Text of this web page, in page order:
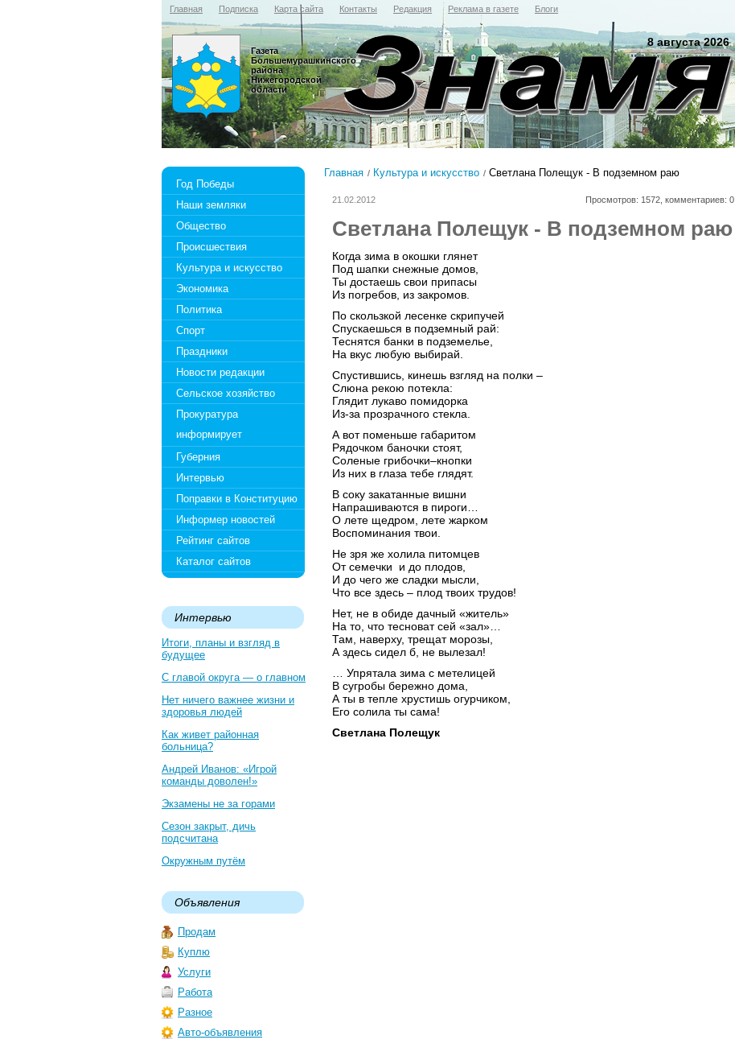
Главная Подписка Карта сайта Контакты Редакция Реклама в газете Блоги
8 августа 2026
Газета
Большемурашкинского
района
Нижегородской
области
Год Победы
Наши земляки
Общество
Происшествия
Культура и искусство
Экономика
Политика
Спорт
Праздники
Новости редакции
Сельское хозяйство
Прокуратура
информирует
Губерния
Интервью
Поправки в Конституцию
Информер новостей
Рейтинг сайтов
Каталог сайтов
Интервью
Итоги, планы и взгляд в
будущее
С главой округа — о главном
Нет ничего важнее жизни и
здоровья людей
Как живет районная
больница?
Андрей Иванов: «Игрой
команды доволен!»
Экзамены не за горами
Сезон закрыт, дичь
подсчитана
Окружным путём
Объявления
Продам
Куплю
Услуги
Работа
Разное
Авто-объявления
Главная Культура и искусство Светлана Полещук - В подземном раю
21.02.2012 Просмотров: 1572, комментариев: 0
Светлана Полещук - В подземном раю
Когда зима в окошки глянет
Под шапки снежные домов,
Ты достаешь свои припасы
Из погребов, из закромов.
По скользкой лесенке скрипучей
Спускаешься в подземный рай:
Теснятся банки в подземелье,
На вкус любую выбирай.
Спустившись, кинешь взгляд на полки –
Слюна рекою потекла:
Глядит лукаво помидорка
Из-за прозрачного стекла.
А вот поменьше габаритом
Рядочком баночки стоят,
Соленые грибочки–кнопки
Из них в глаза тебе глядят.
В соку закатанные вишни
Напрашиваются в пироги…
О лете щедром, лете жарком
Воспоминания твои.
Не зря же холила питомцев
От семечки и до плодов,
И до чего же сладки мысли,
Что все здесь – плод твоих трудов!
Нет, не в обиде дачный «житель»
На то, что тесноват сей «зал»…
Там, наверху, трещат морозы,
А здесь сидел б, не вылезал!
… Упрятала зима с метелицей
В сугробы бережно дома,
А ты в тепле хрустишь огурчиком,
Его солила ты сама!
Светлана Полещук